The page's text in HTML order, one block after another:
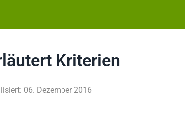
Kriterien
06. Dezember 2016